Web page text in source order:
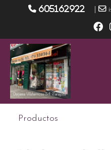
605162922
Productos